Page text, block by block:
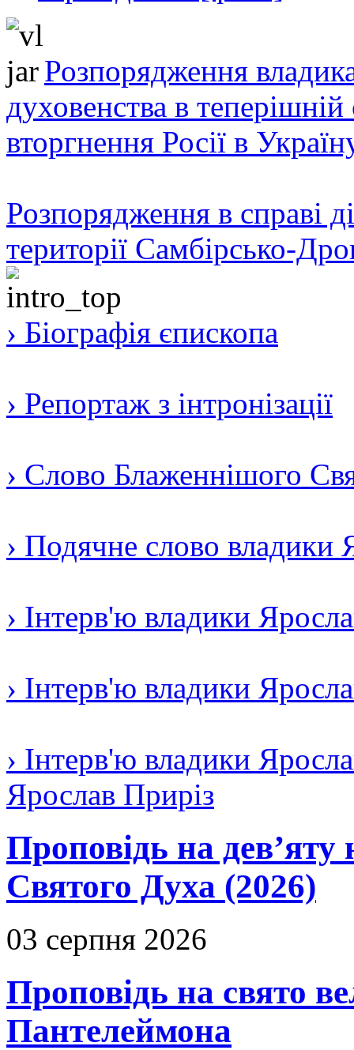
Розпорядження
духовенства в теперішній
вторгнення Росії в
Розпорядження в справі
території Самбірсько-
› Біографія єпископа
› Репортаж з інтронізації
› Слово Блаженнішого
› Подячне слово владики
› Інтерв'ю владики
› Інтерв'ю владики
› Інтерв'ю владики
Ярослав Приріз
Проповідь на дев’яту
Святого Духа (2026)
03 серпня 2026
Проповідь на свято
Пантелеймона